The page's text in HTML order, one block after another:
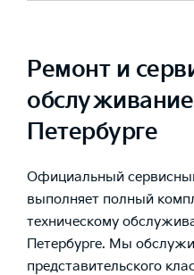
Ремонт и
Петербурге
Официальный
выполняет полный
техническому
Петербурге. Мы
представительского